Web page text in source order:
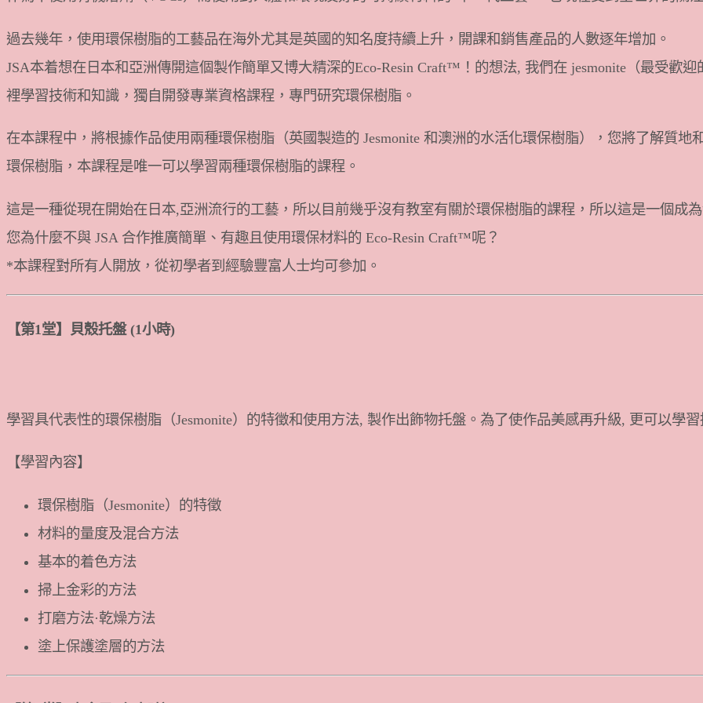
過去幾年，使用環保樹脂的工藝品在海外尤其是英國的知名度持續上升，開課和銷售產品的人數逐年增加。
JSA本着想在日本和亞洲傳開這個製作簡單又博大精深的Eco-Resin Craft™！的想法, 我們在 jesmonite（最受歡
裡學習技術和知識，獨自開發專業資格課程，專門研究環保樹脂。
在本課程中，將根據作品使用兩種環保樹脂（英國製造的 Jesmonite 和澳洲的水活化環保樹脂），您將了解質
環保樹脂，本課程是唯一可以學習兩種環保樹脂的課程。
這是一種從現在開始在日本,亞洲流行的工藝，所以目前幾乎沒有教室有關於環保樹脂的課程，所以這是一個成為
您為什麼不與 JSA 合作推廣簡單、有趣且使用環保材料的 Eco-Resin Craft™呢？
*本課程對所有人開放，從初學者到經驗豐富人士均可參加。
【第1堂】貝殼托盤 (1小時)
學習具代表性的環保樹脂（Jesmonite）的特徵和使用方法, 製作出飾物托盤。為了使作品美感再升級, 更可以學習
【學習內容】
環保樹脂（Jesmonite）的特徵
材料的量度及混合方法
基本的着色方法
掃上金彩的方法
打磨方法·乾燥方法
塗上保護塗層的方法